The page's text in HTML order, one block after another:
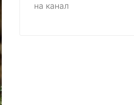
на канал